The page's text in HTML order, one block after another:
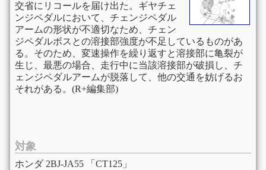
交省にリコールを届け出た。ギヤチェ
ンジペダルにおいて、チェンジペダル
アームの形状が不適切なため、チェン
ジペダルボスとの溶接部強度が不足しているものがあ
る。そのため、変速操作を繰り返すと溶接部に亀裂が
生じ、最悪の場合、走行中に当該溶接部が破損し、チ
ェンジペダルアームが脱落して、他の交通を妨げるお
それがある。(R+編集部)
対象
ホンダ 2BJ-JA55 「CT125」